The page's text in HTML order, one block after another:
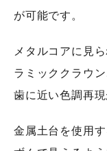
が可能です。
メタルコアに見
ラミッククラウ
歯に近い色調再
金属土台を使用